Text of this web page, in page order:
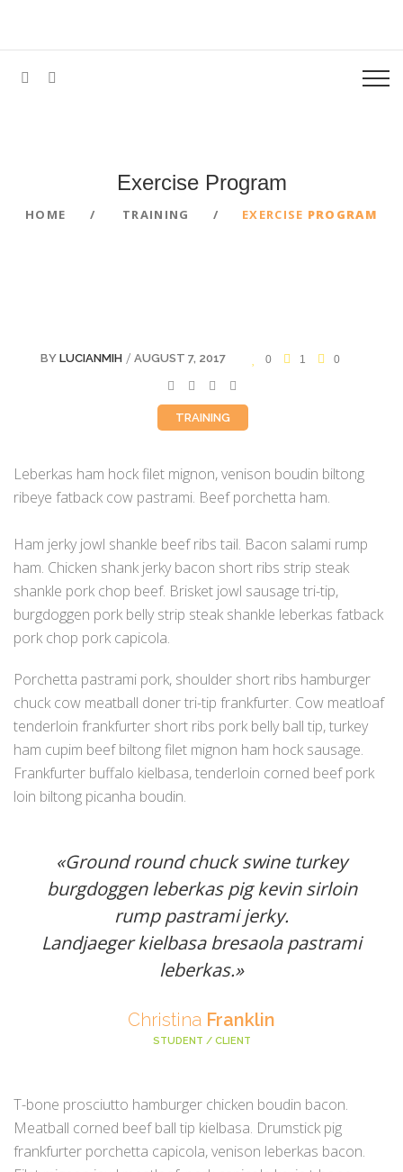
Exercise Program
HOME TRAINING EXERCISE PROGRAM
BY LUCIANMIH / AUGUST 7, 2017 0 1 0
TRAINING
Leberkas ham hock filet mignon, venison boudin biltong
ribeye fatback cow pastrami. Beef porchetta ham.
Ham jerky jowl shankle beef ribs tail. Bacon salami rump
ham. Chicken shank jerky bacon short ribs strip steak
shankle pork chop beef. Brisket jowl sausage tri-tip,
burgdoggen pork belly strip steak shankle leberkas fatback
pork chop pork capicola.
Porchetta pastrami pork, shoulder short ribs hamburger
chuck cow meatball doner tri-tip frankfurter. Cow meatloaf
tenderloin frankfurter short ribs pork belly ball tip, turkey
ham cupim beef biltong filet mignon ham hock sausage.
Frankfurter buffalo kielbasa, tenderloin corned beef pork
loin biltong picanha boudin.
«Ground round chuck swine turkey
burgdoggen leberkas pig kevin sirloin
rump pastrami jerky.
Landjaeger kielbasa bresaola pastrami
leberkas.»
Christina Franklin
STUDENT / CLIENT
T-bone prosciutto hamburger chicken boudin bacon.
Meatball corned beef ball tip kielbasa. Drumstick pig
frankfurter porchetta capicola, venison leberkas bacon.